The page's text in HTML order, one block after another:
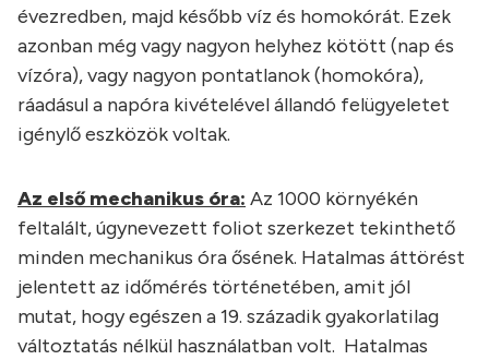
évezredben, majd később víz és homokórát. Ezek
azonban még vagy nagyon helyhez kötött (nap és
vízóra), vagy nagyon pontatlanok (homokóra),
ráadásul a napóra kivételével állandó felügyeletet
igénylő eszközök voltak.
Az első mechanikus óra: Az 1000 környékén
feltalált, úgynevezett foliot szerkezet tekinthető
minden mechanikus óra ősének. Hatalmas áttörést
jelentett az időmérés történetében, amit jól
mutat, hogy egészen a 19. századik gyakorlatilag
változtatás nélkül használatban volt. Hatalmas